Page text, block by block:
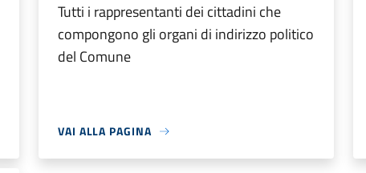
Tutti i rappresentanti dei cittadini che
compongono gli organi di indirizzo politico
del Comune
VAI ALLA PAGINA